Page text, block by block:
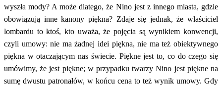
wyszła mody? A może dlatego, że Nino jest z innego miasta, gdzie
obowiązują inne kanony piękna? Zdaje się jednak, że właściciel
lombardu to ktoś, kto uważa, że pojęcia są wynikiem konwencji,
czyli umowy: nie ma żadnej idei piękna, nie ma też obiektywnego
piękna w otaczającym nas świecie. Piękne jest to, co do czego się
umówimy, że jest piękne; w przypadku twarzy Nino jest piękne na
sumę dwustu patronałów, w końcu cena to też wynik umowy. Gdy